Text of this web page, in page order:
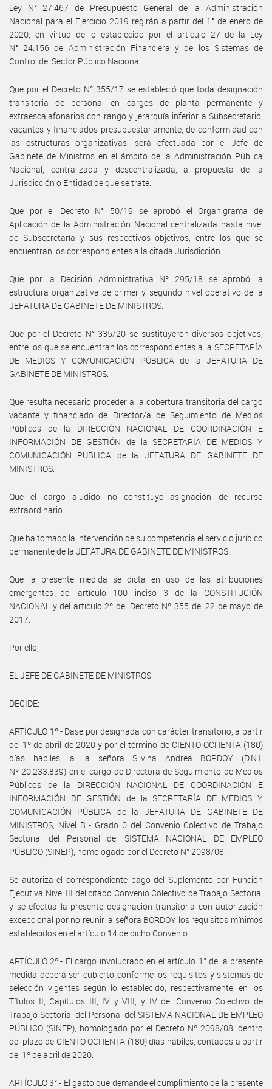
Ley N° 27.467 de Presupuesto General de la Administración
Nacional para el Ejercicio 2019 regirán a partir del 1° de enero de
2020, en virtud de lo establecido por el artículo 27 de la Ley
N° 24.156 de Administración Financiera y de los Sistemas de
Control del Sector Público Nacional.
Que por el Decreto N° 355/17 se estableció que toda designación
transitoria de personal en cargos de planta permanente y
extraescalafonarios con rango y jerarquía inferior a Subsecretario,
vacantes y financiados presupuestariamente, de conformidad con
las estructuras organizativas, será efectuada por el Jefe de
Gabinete de Ministros en el ámbito de la Administración Pública
Nacional, centralizada y descentralizada, a propuesta de la
Jurisdicción o Entidad de que se trate.
Que por el Decreto N° 50/19 se aprobó el Organigrama de
Aplicación de la Administración Nacional centralizada hasta nivel
de Subsecretaría y sus respectivos objetivos, entre los que se
encuentran los correspondientes a la citada Jurisdicción.
Que por la Decisión Administrativa Nº 295/18 se aprobó la
estructura organizativa de primer y segundo nivel operativo de la
JEFATURA DE GABINETE DE MINISTROS.
Que por el Decreto N° 335/20 se sustituyeron diversos objetivos,
entre los que se encuentran los correspondientes a la SECRETARÍA
DE MEDIOS Y COMUNICACIÓN PÚBLICA de la JEFATURA DE
GABINETE DE MINISTROS.
Que resulta necesario proceder a la cobertura transitoria del cargo
vacante y financiado de Director/a de Seguimiento de Medios
Públicos de la DIRECCIÓN NACIONAL DE COORDINACIÓN E
INFORMACIÓN DE GESTIÓN de la SECRETARÍA DE MEDIOS Y
COMUNICACIÓN PÚBLICA de la JEFATURA DE GABINETE DE
MINISTROS.
Que el cargo aludido no constituye asignación de recurso
extraordinario.
Que ha tomado la intervención de su competencia el servicio jurídico
permanente de la JEFATURA DE GABINETE DE MINISTROS.
Que la presente medida se dicta en uso de las atribuciones
emergentes del artículo 100 inciso 3 de la CONSTITUCIÓN
NACIONAL y del artículo 2º del Decreto Nº 355 del 22 de mayo de
2017.
Por ello,
EL JEFE DE GABINETE DE MINISTROS
DECIDE:
ARTÍCULO 1º.- Dase por designada con carácter transitorio, a partir
del 1º de abril de 2020 y por el término de CIENTO OCHENTA (180)
días hábiles, a la señora Silvina Andrea BORDOY (D.N.I.
Nº 20.233.839) en el cargo de Directora de Seguimiento de Medios
Públicos de la DIRECCIÓN NACIONAL DE COORDINACIÓN E
INFORMACIÓN DE GESTIÓN de la SECRETARÍA DE MEDIOS Y
COMUNICACIÓN PÚBLICA de la JEFATURA DE GABINETE DE
MINISTROS, Nivel B - Grado 0 del Convenio Colectivo de Trabajo
Sectorial del Personal del SISTEMA NACIONAL DE EMPLEO
PÚBLICO (SINEP), homologado por el Decreto N° 2098/08.
Se autoriza el correspondiente pago del Suplemento por Función
Ejecutiva Nivel III del citado Convenio Colectivo de Trabajo Sectorial
y se efectúa la presente designación transitoria con autorización
excepcional por no reunir la señora BORDOY los requisitos mínimos
establecidos en el artículo 14 de dicho Convenio.
ARTÍCULO 2º.- El cargo involucrado en el artículo 1° de la presente
medida deberá ser cubierto conforme los requisitos y sistemas de
selección vigentes según lo establecido, respectivamente, en los
Títulos II, Capítulos III, IV y VIII, y IV del Convenio Colectivo de
Trabajo Sectorial del Personal del SISTEMA NACIONAL DE EMPLEO
PÚBLICO (SINEP), homologado por el Decreto Nº 2098/08, dentro
del plazo de CIENTO OCHENTA (180) días hábiles, contados a partir
del 1º de abril de 2020.
ARTÍCULO 3°.- El gasto que demande el cumplimiento de la presente